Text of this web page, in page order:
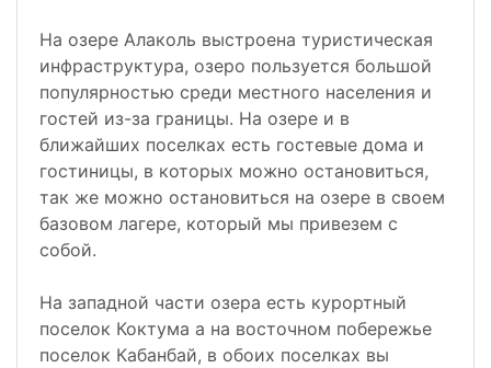
На озере Алаколь выстроена туристическая
инфраструктура, озеро пользуется большой
популярностью среди местного населения и
гостей из-за границы. На озере и в
ближайших поселках есть гостевые дома и
гостиницы, в которых можно остановиться,
так же можно остановиться на озере в своем
базовом лагере, который мы привезем с
собой.
На западной части озера есть курортный
поселок Коктума а на восточном побережье
поселок Кабанбай, в обоих поселках вы